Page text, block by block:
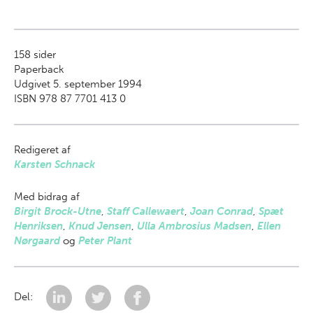
158 sider
Paperback
Udgivet 5. september 1994
ISBN 978 87 7701 413 0
Redigeret af
Karsten Schnack
Med bidrag af
Birgit Brock-Utne, Staff Callewaert, Joan Conrad, Spæt
Henriksen, Knud Jensen, Ulla Ambrosius Madsen, Ellen
Nørgaardog Peter Plant
Del: